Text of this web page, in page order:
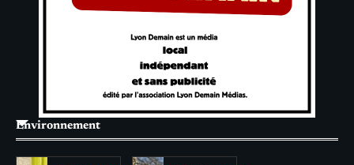
Environnement